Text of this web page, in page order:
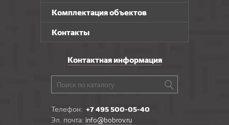
Комплектация объектов
Контакты
Контактная информация
Телефон: +7 495 500-05-40
Эл. почта: info@bobrov.ru